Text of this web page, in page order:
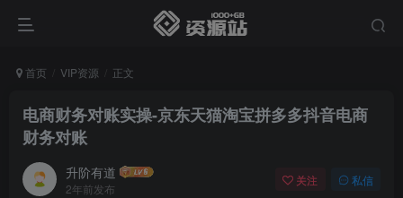
首页 VIP资源 正文
电商财务对账实操-京东天猫淘宝拼多多抖音电商
财务对账
升阶有道
2年前发布
关注 私信